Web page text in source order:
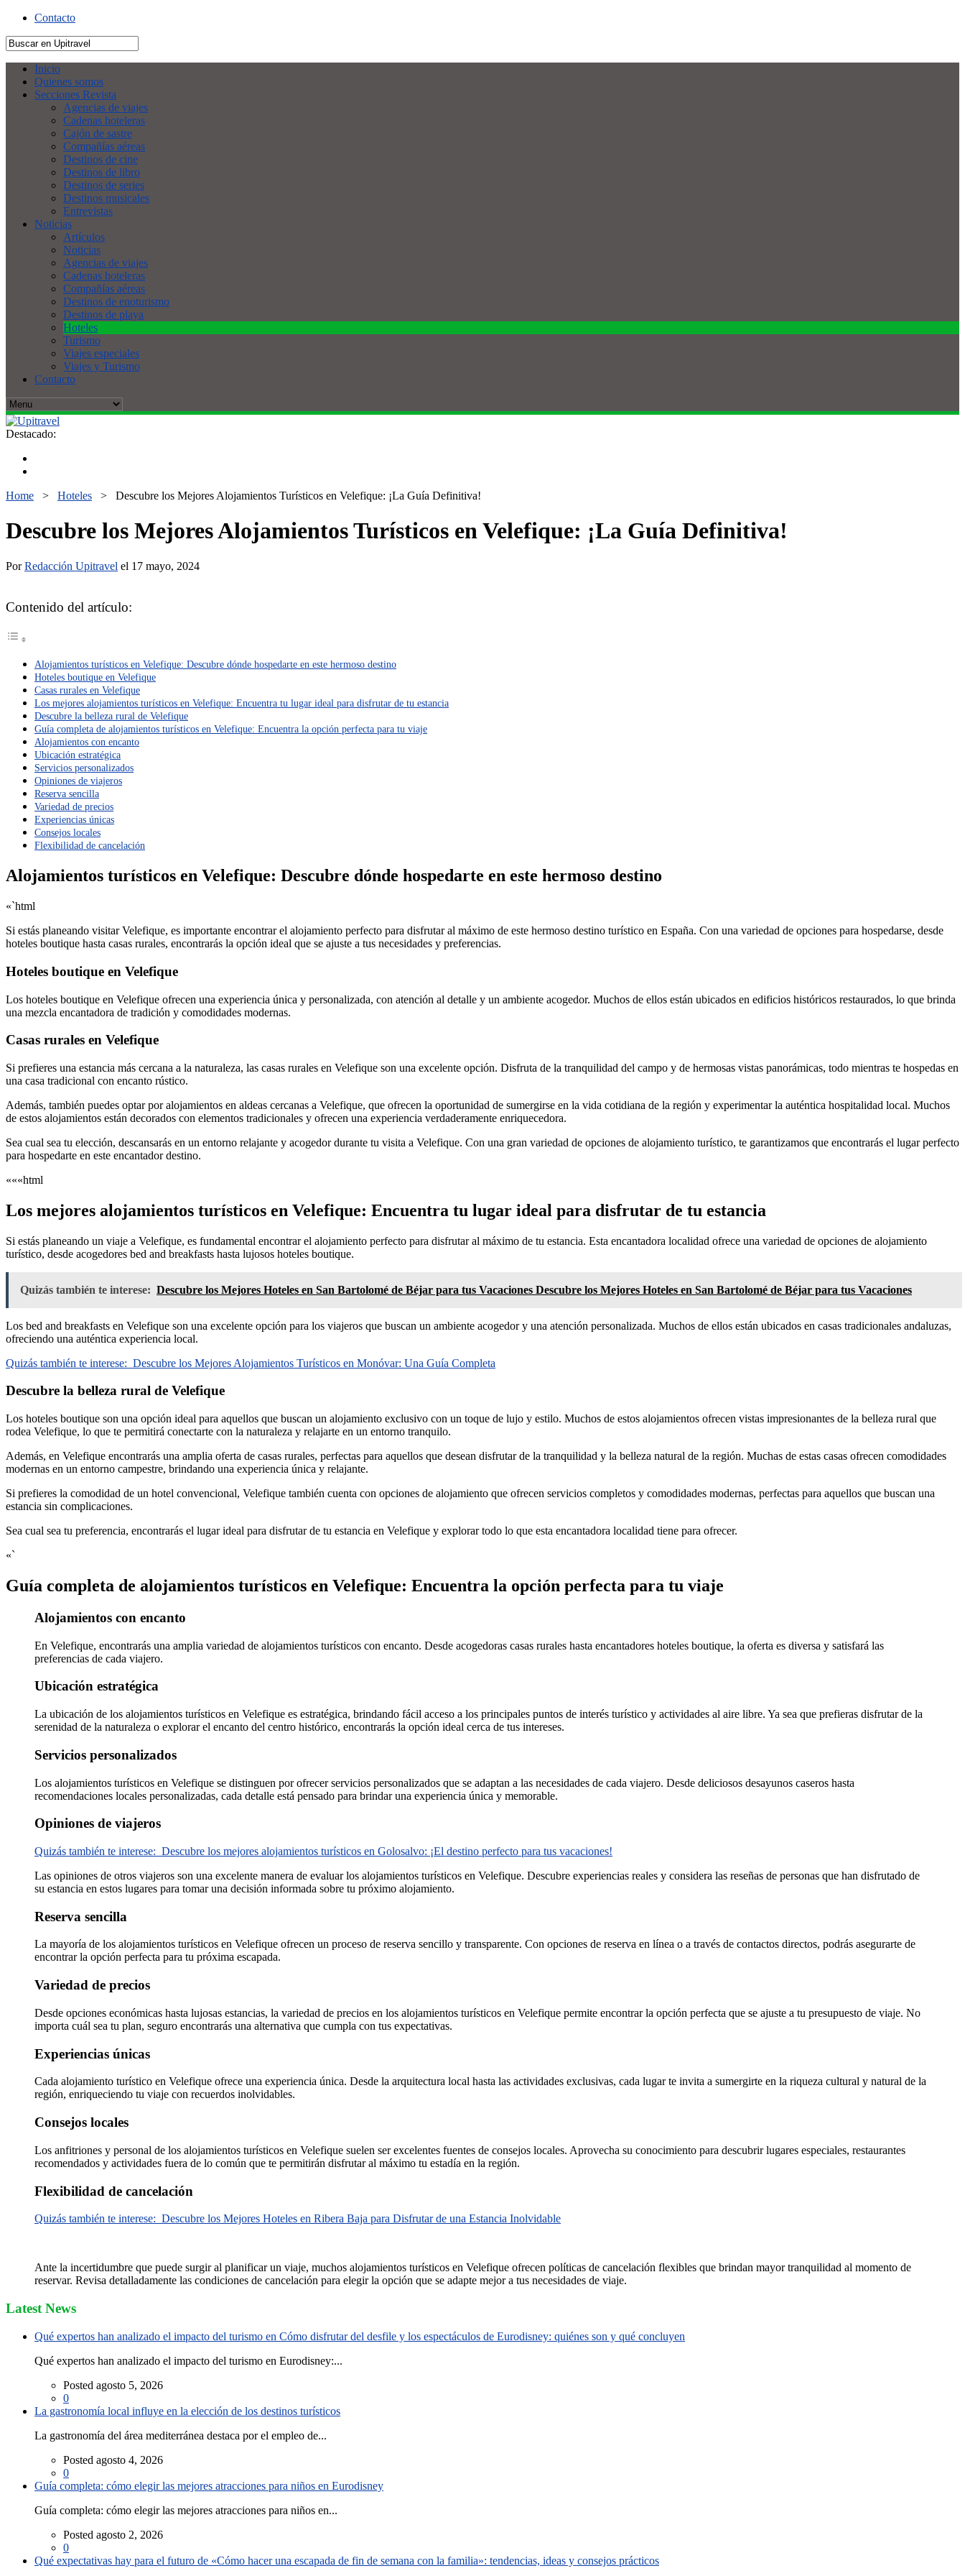
Contacto
Inicio
Quienes somos
Secciones Revista
Agencias de viajes
Cadenas hoteleras
Cajón de sastre
Compañías aéreas
Destinos de cine
Destinos de libro
Destinos de series
Destinos musicales
Entrevistas
Noticias
Artículos
Noticias
Agencias de viajes
Cadenas hoteleras
Compañías aéreas
Destinos de enoturismo
Destinos de playa
Hoteles
Turismo
Viajes especiales
Viajes y Turismo
Contacto
Destacado:
Home > Hoteles > Descubre los Mejores Alojamientos Turísticos en Velefique: ¡La Guía Definitiva!
Descubre los Mejores Alojamientos Turísticos en Velefique: ¡La Guía Definitiva!
PorRedacción Upitravel el 17 mayo, 2024
Contenido del artículo:
Alojamientos turísticos en Velefique: Descubre dónde hospedarte en este hermoso destino
Hoteles boutique en Velefique
Casas rurales en Velefique
Los mejores alojamientos turísticos en Velefique: Encuentra tu lugar ideal para disfrutar de tu estancia
Descubre la belleza rural de Velefique
Guía completa de alojamientos turísticos en Velefique: Encuentra la opción perfecta para tu viaje
Alojamientos con encanto
Ubicación estratégica
Servicios personalizados
Opiniones de viajeros
Reserva sencilla
Variedad de precios
Experiencias únicas
Consejos locales
Flexibilidad de cancelación
Alojamientos turísticos en Velefique: Descubre dónde hospedarte en este hermoso destino
«`html
Si estás planeando visitar Velefique, es importante encontrar el alojamiento perfecto para disfrutar al máximo de este hermoso destino turístico en España. Con una variedad de opciones para hospedarse, desde
hoteles boutique hasta casas rurales, encontrarás la opción ideal que se ajuste a tus necesidades y preferencias.
Hoteles boutique en Velefique
Los hoteles boutique en Velefique ofrecen una experiencia única y personalizada, con atención al detalle y un ambiente acogedor. Muchos de ellos están ubicados en edificios históricos restaurados, lo que brinda
una mezcla encantadora de tradición y comodidades modernas.
Casas rurales en Velefique
Si prefieres una estancia más cercana a la naturaleza, las casas rurales en Velefique son una excelente opción. Disfruta de la tranquilidad del campo y de hermosas vistas panorámicas, todo mientras te hospedas en
una casa tradicional con encanto rústico.
Además, también puedes optar por alojamientos en aldeas cercanas a Velefique, que ofrecen la oportunidad de sumergirse en la vida cotidiana de la región y experimentar la auténtica hospitalidad local. Muchos
de estos alojamientos están decorados con elementos tradicionales y ofrecen una experiencia verdaderamente enriquecedora.
Sea cual sea tu elección, descansarás en un entorno relajante y acogedor durante tu visita a Velefique. Con una gran variedad de opciones de alojamiento turístico, te garantizamos que encontrarás el lugar perfecto
para hospedarte en este encantador destino.
«««html
Los mejores alojamientos turísticos en Velefique: Encuentra tu lugar ideal para disfrutar de tu estancia
Si estás planeando un viaje a Velefique, es fundamental encontrar el alojamiento perfecto para disfrutar al máximo de tu estancia. Esta encantadora localidad ofrece una variedad de opciones de alojamiento
turístico, desde acogedores bed and breakfasts hasta lujosos hoteles boutique.
Quizás también te interese: Descubre los Mejores Hoteles en San Bartolomé de Béjar para tus Vacaciones Descubre los Mejores Hoteles en San Bartolomé de Béjar para tus Vacaciones
Los bed and breakfasts en Velefique son una excelente opción para los viajeros que buscan un ambiente acogedor y una atención personalizada. Muchos de ellos están ubicados en casas tradicionales andaluzas,
ofreciendo una auténtica experiencia local.
Quizás también te interese: Descubre los Mejores Alojamientos Turísticos en Monóvar: Una Guía Completa
Descubre la belleza rural de Velefique
Los hoteles boutique son una opción ideal para aquellos que buscan un alojamiento exclusivo con un toque de lujo y estilo. Muchos de estos alojamientos ofrecen vistas impresionantes de la belleza rural que
rodea Velefique, lo que te permitirá conectarte con la naturaleza y relajarte en un entorno tranquilo.
Además, en Velefique encontrarás una amplia oferta de casas rurales, perfectas para aquellos que desean disfrutar de la tranquilidad y la belleza natural de la región. Muchas de estas casas ofrecen comodidades
modernas en un entorno campestre, brindando una experiencia única y relajante.
Si prefieres la comodidad de un hotel convencional, Velefique también cuenta con opciones de alojamiento que ofrecen servicios completos y comodidades modernas, perfectas para aquellos que buscan una
estancia sin complicaciones.
Sea cual sea tu preferencia, encontrarás el lugar ideal para disfrutar de tu estancia en Velefique y explorar todo lo que esta encantadora localidad tiene para ofrecer.
«`
Guía completa de alojamientos turísticos en Velefique: Encuentra la opción perfecta para tu viaje
Alojamientos con encanto
En Velefique, encontrarás una amplia variedad de alojamientos turísticos con encanto. Desde acogedoras casas rurales hasta encantadores hoteles boutique, la oferta es diversa y satisfará las
preferencias de cada viajero.
Ubicación estratégica
La ubicación de los alojamientos turísticos en Velefique es estratégica, brindando fácil acceso a los principales puntos de interés turístico y actividades al aire libre. Ya sea que prefieras disfrutar de la
serenidad de la naturaleza o explorar el encanto del centro histórico, encontrarás la opción ideal cerca de tus intereses.
Servicios personalizados
Los alojamientos turísticos en Velefique se distinguen por ofrecer servicios personalizados que se adaptan a las necesidades de cada viajero. Desde deliciosos desayunos caseros hasta
recomendaciones locales personalizadas, cada detalle está pensado para brindar una experiencia única y memorable.
Opiniones de viajeros
Quizás también te interese: Descubre los mejores alojamientos turísticos en Golosalvo: ¡El destino perfecto para tus vacaciones!
Las opiniones de otros viajeros son una excelente manera de evaluar los alojamientos turísticos en Velefique. Descubre experiencias reales y considera las reseñas de personas que han disfrutado de
su estancia en estos lugares para tomar una decisión informada sobre tu próximo alojamiento.
Reserva sencilla
La mayoría de los alojamientos turísticos en Velefique ofrecen un proceso de reserva sencillo y transparente. Con opciones de reserva en línea o a través de contactos directos, podrás asegurarte de
encontrar la opción perfecta para tu próxima escapada.
Variedad de precios
Desde opciones económicas hasta lujosas estancias, la variedad de precios en los alojamientos turísticos en Velefique permite encontrar la opción perfecta que se ajuste a tu presupuesto de viaje. No
importa cuál sea tu plan, seguro encontrarás una alternativa que cumpla con tus expectativas.
Experiencias únicas
Cada alojamiento turístico en Velefique ofrece una experiencia única. Desde la arquitectura local hasta las actividades exclusivas, cada lugar te invita a sumergirte en la riqueza cultural y natural de la
región, enriqueciendo tu viaje con recuerdos inolvidables.
Consejos locales
Los anfitriones y personal de los alojamientos turísticos en Velefique suelen ser excelentes fuentes de consejos locales. Aprovecha su conocimiento para descubrir lugares especiales, restaurantes
recomendados y actividades fuera de lo común que te permitirán disfrutar al máximo tu estadía en la región.
Flexibilidad de cancelación
Quizás también te interese: Descubre los Mejores Hoteles en Ribera Baja para Disfrutar de una Estancia Inolvidable
Ante la incertidumbre que puede surgir al planificar un viaje, muchos alojamientos turísticos en Velefique ofrecen políticas de cancelación flexibles que brindan mayor tranquilidad al momento de
reservar. Revisa detalladamente las condiciones de cancelación para elegir la opción que se adapte mejor a tus necesidades de viaje.
Latest News
Qué expertos han analizado el impacto del turismo en Cómo disfrutar del desfile y los espectáculos de Eurodisney: quiénes son y qué concluyen
Qué expertos han analizado el impacto del turismo en Eurodisney:...
Posted agosto 5, 2026
0
La gastronomía local influye en la elección de los destinos turísticos
La gastronomía del área mediterránea destaca por el empleo de...
Posted agosto 4, 2026
0
Guía completa: cómo elegir las mejores atracciones para niños en Eurodisney
Guía completa: cómo elegir las mejores atracciones para niños en...
Posted agosto 2, 2026
0
Qué expectativas hay para el futuro de «Cómo hacer una escapada de fin de semana con la familia»: tendencias, ideas y consejos prácticos